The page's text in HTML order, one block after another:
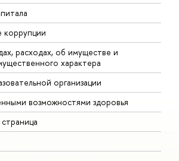
коррупции
расходах, об имуществе и
характера
организации
возможностями здоровья